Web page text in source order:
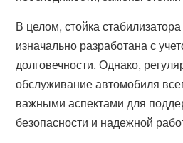
В целом, стойка
изначально разработана с
долговечности. Однако,
обслуживание автомобиля
важными аспектами для
безопасности и надежной